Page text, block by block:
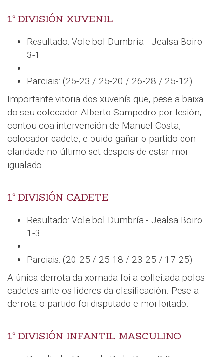
1º DIVISIÓN XUVENIL
Resultado: Voleibol Dumbría - Jealsa Boiro
3-1
Parciais: (25-23 / 25-20 / 26-28 / 25-12)
Importante vitoria dos xuvenís que, pese a baixa
do seu colocador Alberto Sampedro por lesión,
contou coa intervención de Manuel Costa,
colocador cadete, e puido gañar o partido con
claridade no último set despois de estar moi
igualado.
1º DIVISIÓN CADETE
Resultado: Voleibol Dumbría - Jealsa Boiro
1-3
Parciais: (20-25 / 25-18 / 23-25 / 17-25)
A única derrota da xornada foi a colleitada polos
cadetes ante os líderes da clasificación. Pese a
derrota o partido foi disputado e moi loitado.
1º DIVISIÓN INFANTIL MASCULINO